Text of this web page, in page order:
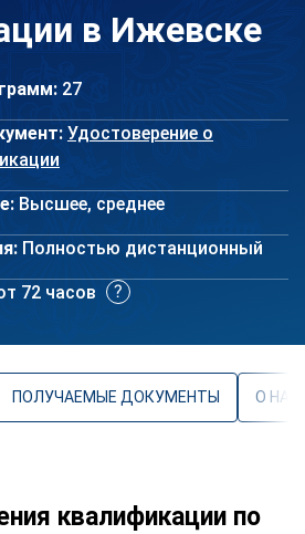
в Ижевске
27
Удостоверение о
Высшее, среднее
Полностью дистанционный
72 часов
ПОЛУЧАЕМЫЕ ДОКУМЕНТЫ О
квалификации по